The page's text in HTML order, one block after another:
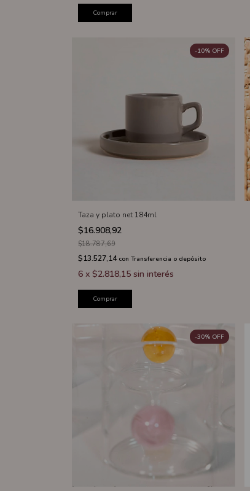
Comprar
Taza y plato net 184ml
$16.908,92
-10% OFF
$18.787,69
$13.527,14 con Transferencia o depósito
6 x $2.818,15 sin interés
Comprar
-30% OFF